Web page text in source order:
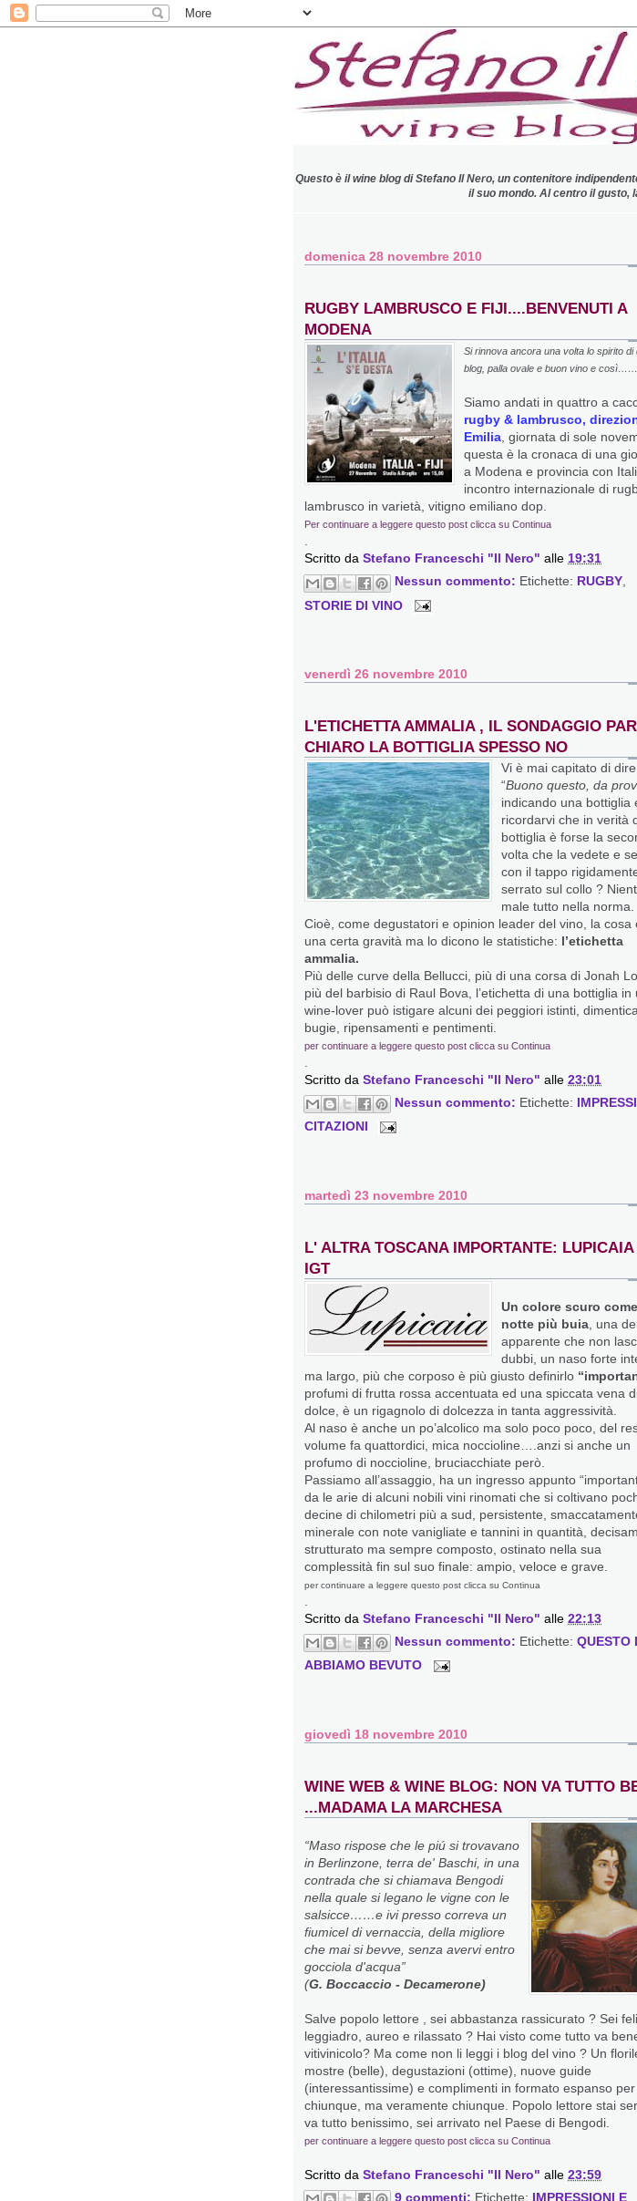
Questo è il wine blog di Stefano Il Nero, un contenitore
il suo mondo. Al centro il gusto,
domenica 28 novembre 2010
RUGBY LAMBRUSCO E FIJI....BENVENUTI A
MODENA
Si rinnova ancora una volta lo spirito di
blog, palla ovale e buon vino e così……
Siamo andati in quattro a
rugby & lambrusco,
Emilia, giornata di sole
questa è la cronaca di una
a Modena e provincia con
incontro internazionale di
lambrusco in varietà, vitigno emiliano dop.
Per continuare a leggere questo post clicca su Continua
.
Scritto da Stefano Franceschi "Il Nero" alle 19:31
Nessun commento: Etichette: RUGBY,
STORIE DI VINO
venerdì 26 novembre 2010
L'ETICHETTA AMMALIA , IL SONDAGGIO
CHIARO LA BOTTIGLIA SPESSO NO
Vi è mai capitato di dire
“Buono questo, da
indicando una bottiglia
ricordarvi che in verità
bottiglia è forse la
volta che la vedete e
con il tappo
serrato sul collo ?
male tutto nella norma.
Cioè, come degustatori e opinion leader del vino, la cosa
una certa gravità ma lo dicono le statistiche: l’etichetta
ammalia.
Più delle curve della Bellucci, più di una corsa di Jonah
più del barbisio di Raul Bova, l’etichetta di una bottiglia in
wine-lover può istigare alcuni dei peggiori istinti,
bugie, ripensamenti e pentimenti.
per continuare a leggere questo post clicca su Continua
.
Scritto da Stefano Franceschi "Il Nero" alle 23:01
Nessun commento: Etichette:
CITAZIONI
martedì 23 novembre 2010
L' ALTRA TOSCANA IMPORTANTE: LUPICAIA
IGT
Un colore scuro
notte più buia , una
apparente che non
dubbi, un naso forte
ma largo, più che corposo è più giusto definirlo
profumi di frutta rossa accentuata ed una spiccata vena
dolce, è un rigagnolo di dolcezza in tanta aggressività.
Al naso è anche un po’alcolico ma solo poco poco, del
volume fa quattordici, mica noccioline….anzi si anche un
profumo di noccioline, bruciacchiate però.
Passiamo all’assaggio, ha un ingresso appunto
da le arie di alcuni nobili vini rinomati che si coltivano
decine di chilometri più a sud, persistente,
minerale con note vanigliate e tannini in quantità,
strutturato ma sempre composto, ostinato nella sua
complessità fin sul suo finale: ampio, veloce e grave.
per continuare a leggere questo post clicca su Continua
Scritto da Stefano Franceschi "Il Nero" alle 22:13
Nessun commento: Etichette: QUESTO
ABBIAMO BEVUTO
giovedì 18 novembre 2010
WINE WEB & WINE BLOG: NON VA TUTTO
...MADAMA LA MARCHESA
“Maso rispose che le piú si trovavano
in Berlinzone, terra de' Baschi, in una
contrada che si chiamava Bengodi
nella quale si legano le vigne con le
salsicce……e ivi presso correva un
fiumicel di vernaccia, della migliore
che mai si bevve, senza avervi entro
gocciola d'acqua”
(G. Boccaccio - Decamerone)
Salve popolo lettore , sei abbastanza rassicurato ? Sei
leggiadro, aureo e rilassato ? Hai visto come tutto va
vitivinicolo? Ma come non li leggi i blog del vino ? Un
mostre (belle), degustazioni (ottime), nuove guide
(interessantissime) e complimenti in formato espanso per
chiunque, ma veramente chiunque. Popolo lettore stai
va tutto benissimo, sei arrivato nel Paese di Bengodi.
per continuare a leggere questo post clicca su Continua
Scritto da Stefano Franceschi "Il Nero" alle 23:59
9 commenti: Etichette: IMPRESSIONI E